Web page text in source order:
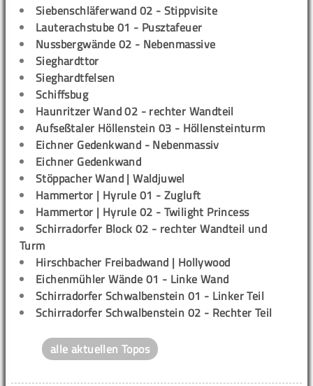
Siebenschläferwand 02 - Stippvisite
Lauterachstube 01 - Pusztafeuer
Nussbergwände 02 - Nebenmassive
Sieghardttor
Sieghardtfelsen
Schiffsbug
Haunritzer Wand 02 - rechter Wandteil
Aufseßtaler Höllenstein 03 - Höllensteinturm
Eichner Gedenkwand - Nebenmassiv
Eichner Gedenkwand
Stöppacher Wand | Waldjuwel
Hammertor | Hyrule 01 - Zugluft
Hammertor | Hyrule 02 - Twilight Princess
Schirradorfer Block 02 - rechter Wandteil und
Turm
Hirschbacher Freibadwand | Hollywood
Eichenmühler Wände 01 - Linke Wand
Schirradorfer Schwalbenstein 01 - Linker Teil
Schirradorfer Schwalbenstein 02 - Rechter Teil
alle aktuellen Topos